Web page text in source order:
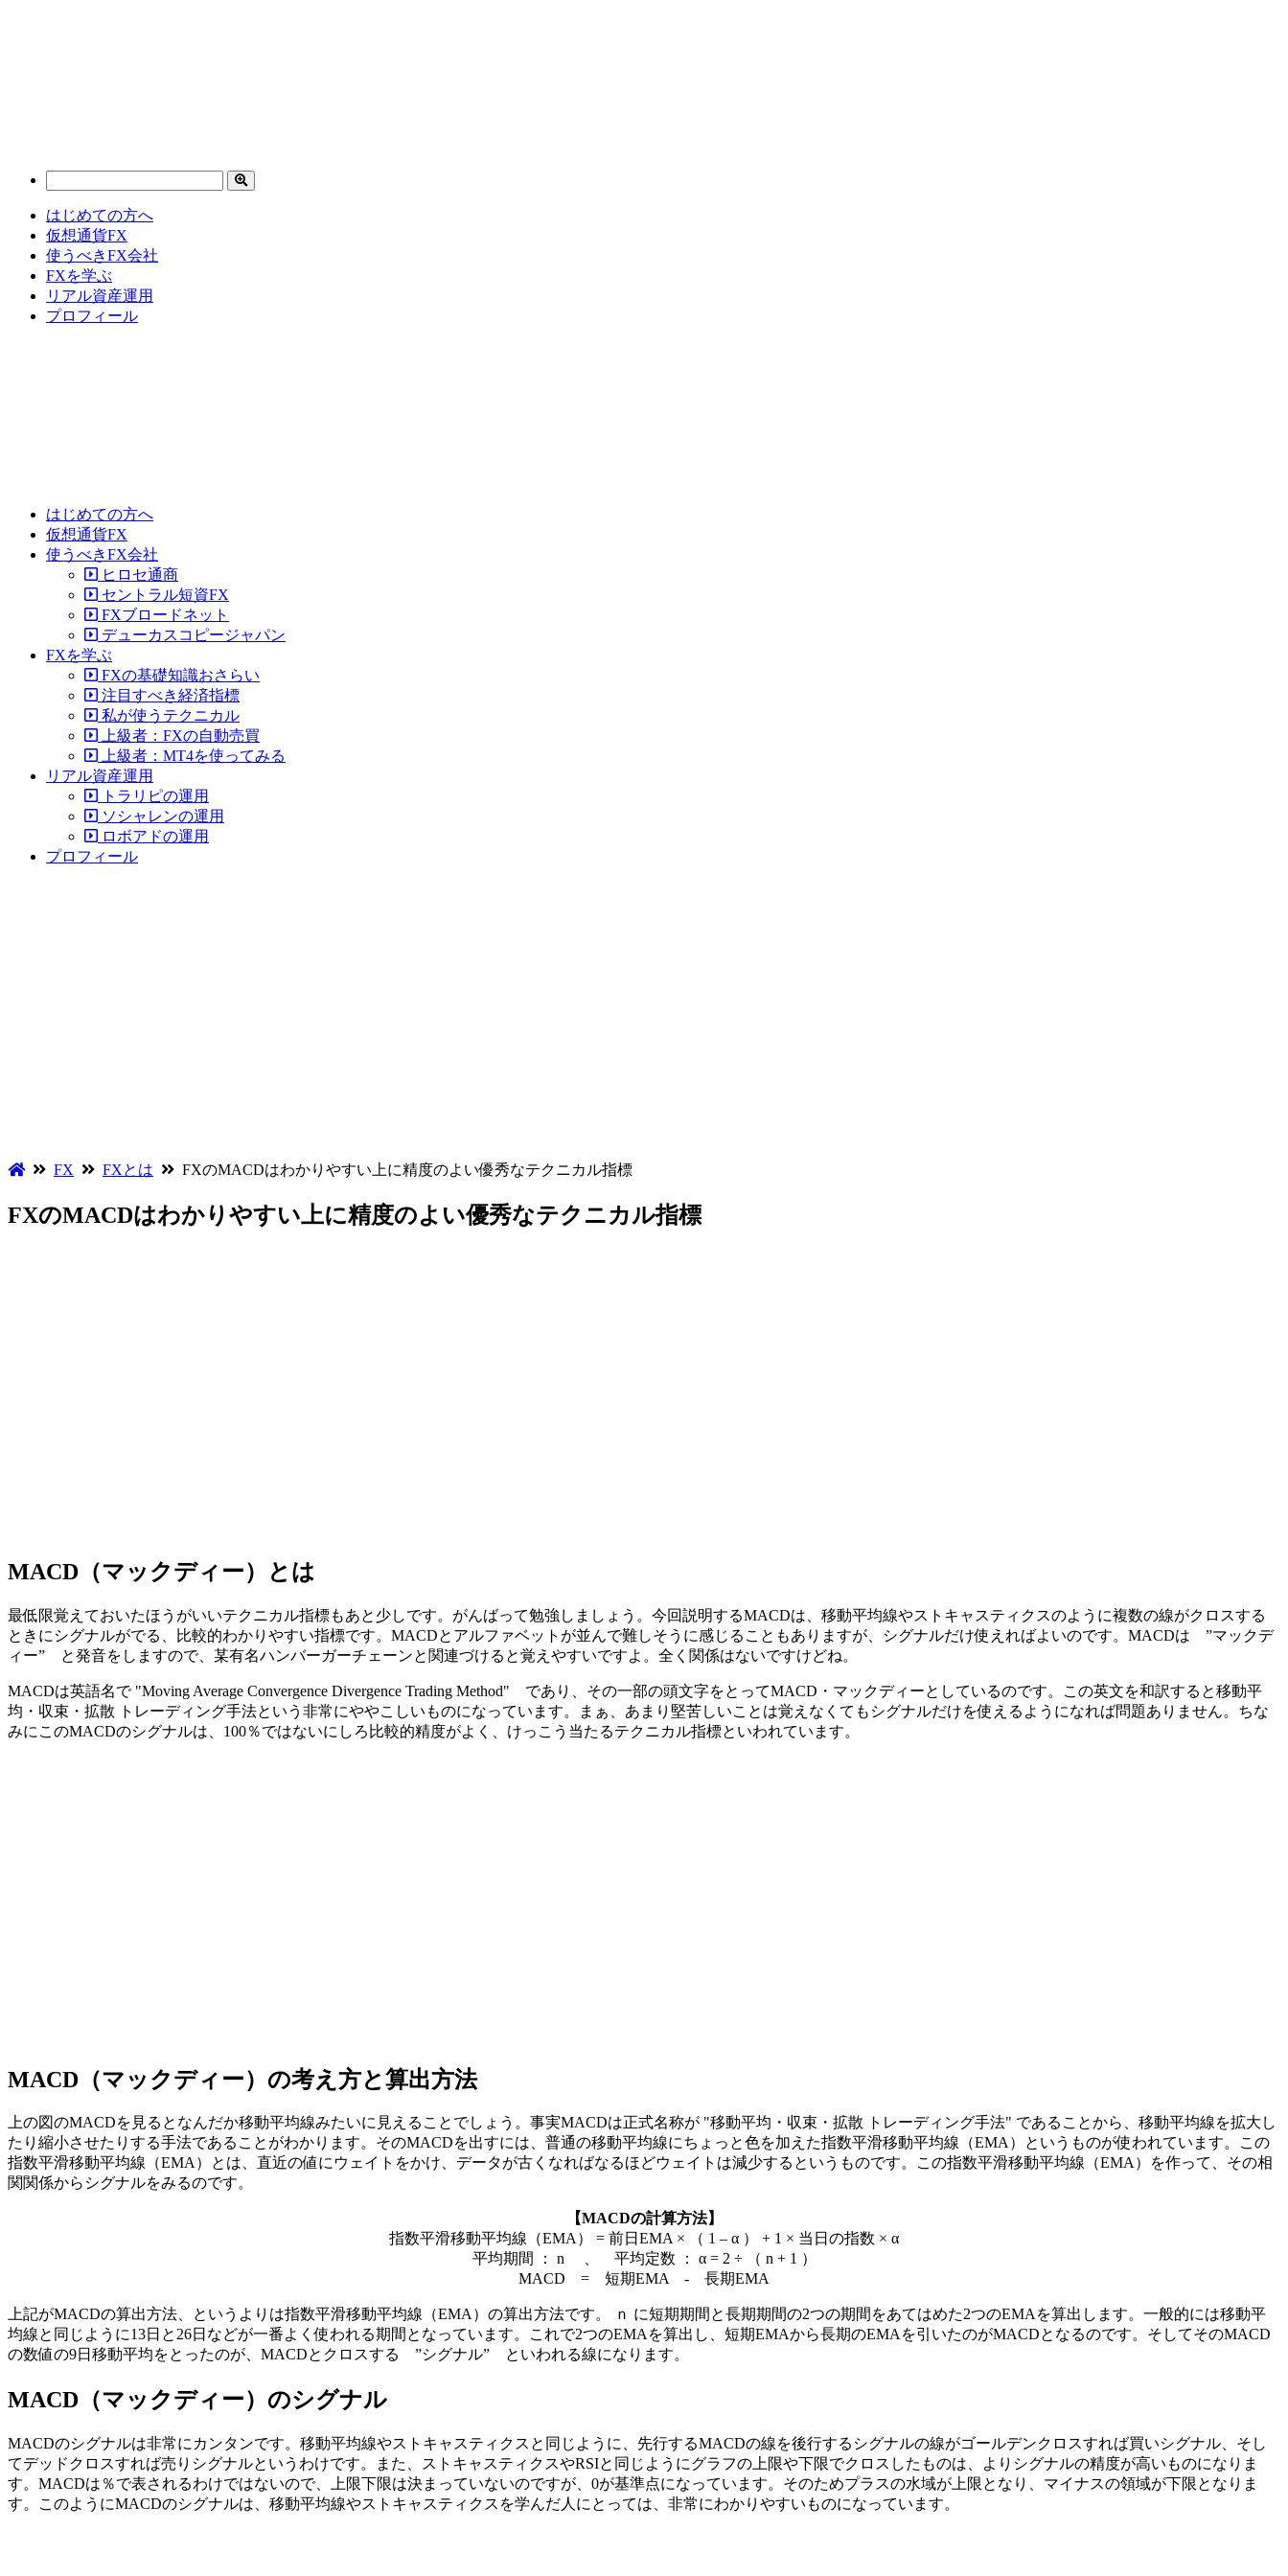
はじめての方へ
仮想通貨FX
使うべきFX会社
FXを学ぶ
リアル資産運用
プロフィール
はじめての方へ
仮想通貨FX
使うべきFX会社
ヒロセ通商
セントラル短資FX
FXブロードネット
デューカスコピージャパン
FXを学ぶ
FXの基礎知識おさらい
注目すべき経済指標
私が使うテクニカル
上級者：FXの自動売買
上級者：MT4を使ってみる
リアル資産運用
トラリピの運用
ソシャレンの運用
ロボアドの運用
プロフィール
FX FXとは FXのMACDはわかりやすい上に精度のよい優秀なテクニカル指標
FXのMACDはわかりやすい上に精度のよい優秀なテクニカル指標
MACD（マックディー）とは
最低限覚えておいたほうがいいテクニカル指標もあと少しです。がんばって勉強しましょう。今回説明するMACDは、移動平均線やストキャスティクスのように複数の線がクロスする
ときにシグナルがでる
、比較的わかりやすい指標です。MACDとアルファベットが並んで難しそうに感じることもありますが、シグナルだけ使えればよいのです。MACDは ”マックデ
ィー” と発音をしますので、某有名ハンバーガーチェーンと関連づけると覚えやすいですよ。全く関係はないですけどね。
MACDは英語名で "Moving Average Convergence Divergence Trading Method" であり、その一部の頭文字をとってMACD・マックディーとしているのです。この英文を和訳すると移動平
均・収束・拡散 トレーディング手法という非常にややこしいものになっています。まぁ、あまり堅苦しいことは覚えなくてもシグナルだけを使えるようになれば問題ありません。ちな
みにこのMACDのシグナルは、100％ではないにしろ比較的精度がよく、 けっこう当たるテクニカル指標といわれています。
MACD（マックディー）の考え方と算出方法
上の図のMACDを見るとなんだか移動平均線みたいに見えることでしょう。事実MACDは正式名称が "移動平均・収束・拡散 トレーディング手法" であることから、 移動平均線を拡大し
たり縮小させたりする手法であることがわかります。そのMACDを出すには、普通の移動平均線にちょっと色を加えた指数平滑移動平均線（EMA）というものが使われています。この
指数平滑移動平均線（EMA）とは、直近の値にウェイトをかけ、データが古くなればなるほどウェイトは減少するというものです。この指数平滑移動平均線（EMA）を作って、その相
関関係からシグナルをみるのです。
【MACDの計算方法】
指数平滑移動平均線（EMA） = 前日EMA × （ 1 – α ） + 1 × 当日の指数 × α
平均期間 ： n 、 平均定数 ： α = 2 ÷ （ n + 1 ）
MACD = 短期EMA - 長期EMA
上記がMACDの算出方法、というよりは指数平滑移動平均線（EMA）の算出方法です。 ｎ に短期期間と長期期間の2つの期間をあてはめた2つのEMAを算出します。一般的には移動平
均線と同じように13日と26日などが一番よく使われる期間となっています。これで2つのEMAを算出し、短期EMAから長期のEMAを引いたのがMACDとなるのです。そしてそのMACD
の数値の9日移動平均をとったのが、MACDとクロスする ”シグナル” といわれる線になります。
MACD（マックディー）のシグナル
MACDのシグナルは非常にカンタンです。移動平均線やストキャスティクスと同じように、先行するMACDの線を後行するシグナルの線がゴールデンクロスすれば買いシグナル 、そし
てデッドクロスすれば売りシグナルというわけです。また、ストキャスティクスやRSIと同じようにグラフの上限や下限でクロスしたものは、よりシグナルの精度が高いものになりま
す。MACDは％で表されるわけではないので、上限下限は決まっていないのですが、0が基準点になっています。そのためプラスの水域が上限となり、マイナスの領域が下限となりま
す。このようにMACDのシグナルは、移動平均線やストキャスティクスを学んだ人にとっては、非常にわかりやすいものになっています。